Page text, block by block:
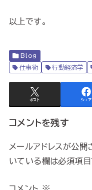
以上です。
Blog
仕事術
行動経済学
ポスト シェア
コメントを残す
メールアドレスが公開
いている欄は必須項目
コメント ※